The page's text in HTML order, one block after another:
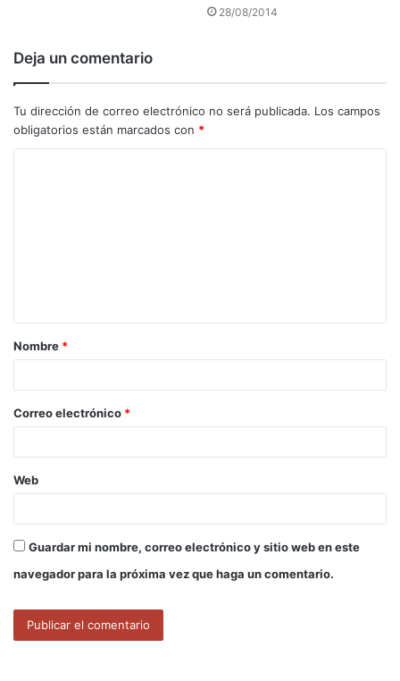
28/08/2014
Deja un comentario
Tu dirección de correo electrónico no será publicada. Los campos
obligatorios están marcados con *
a
r
*
Nombre *
Correo electrónico *
Web
Guardar mi nombre, correo electrónico y sitio web en este
navegador para la próxima vez que haga un comentario.